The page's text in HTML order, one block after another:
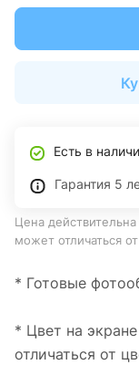
Есть в
Гарантия 5
Цена
может отличаться
* Готовые
* Цвет на
отличаться от